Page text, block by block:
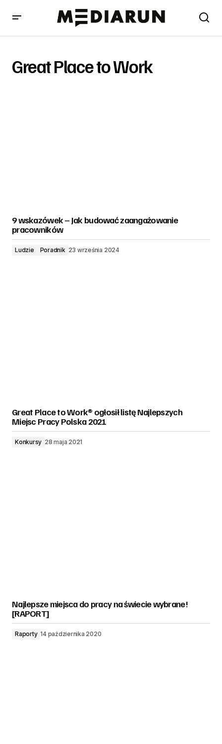
Great Place to Work
9 wskazówek – Jak budować zaangażowanie
pracowników
Ludzie Poradnik 23 września 2024
Great Place to Work® ogłosił listę Najlepszych
Miejsc Pracy Polska 2021
Konkursy 28 maja 2021
Najlepsze miejsca do pracy na świecie wybrane!
[RAPORT]
Raporty 14 października 2020